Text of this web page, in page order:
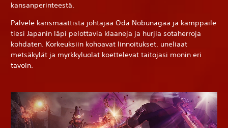
kansanperinteestä.
Palvele karismaattista johtajaa Oda Nobunagaa ja kamppaile
tiesi Japanin läpi pelottavia klaaneja ja hurjia sotaherroja
kohdaten. Korkeuksiin kohoavat linnoitukset, uneliaat
metsäkylät ja myrkkyluolat koettelevat taitojasi monin eri
tavoin.